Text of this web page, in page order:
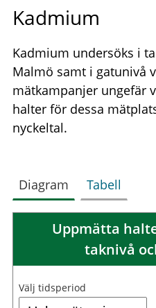
Kadmium
Kadmium undersöks i
Malmö samt i gatunivå
mätkampanjer ungefär
halter för dessa
nyckeltal.
Diagram Tabell
Uppmätta
taknivå
Välj tidsperiod